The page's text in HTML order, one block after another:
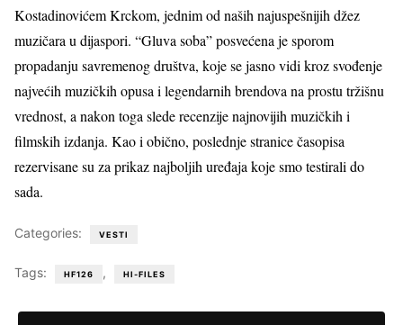
Kostadinovićem Krckom, jednim od naših najuspešnijih džez
muzičara u dijaspori. “Gluva soba” posvećena je sporom
propadanju savremenog društva, koje se jasno vidi kroz svođenje
najvećih muzičkih opusa i legendarnih brendova na prostu tržišnu
vrednost, a nakon toga slede recenzije najnovijih muzičkih i
filmskih izdanja. Kao i obično, poslednje stranice časopisa
rezervisane su za prikaz najboljih uređaja koje smo testirali do
sada.
Categories: VESTI
Tags: HF126 , HI-FILES